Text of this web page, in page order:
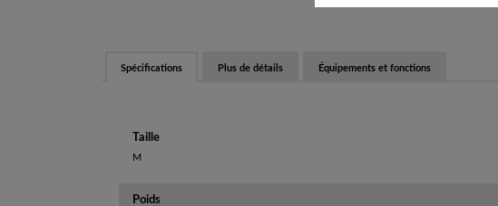
Spécifications Plus de détails Équipements et fonctions
Taille
M
Poids